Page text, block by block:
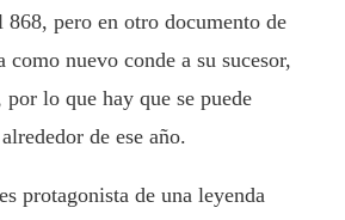
pero en otro documento de
como nuevo conde a su sucesor,
por lo que hay que se puede
de ese año.
protagonista de una leyenda